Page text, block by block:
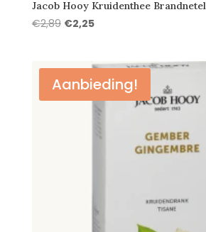
Jacob Hooy Kruidenthee Brandnetel
€2,89 Oorspronkelijke
€2,89.
€2,25Huidige
€2,25.
Aanbieding!